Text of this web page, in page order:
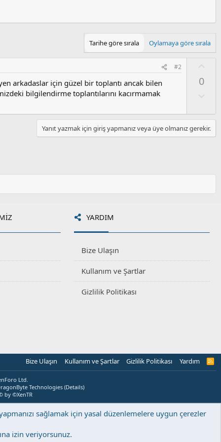
Tarihe göre sırala Oylamaya göre sırala
#2
arkadaslar için güzel bir toplantı ancak bilen
bilgilendirme toplantılarını kacırmamak
0
u
m
s
y
a
Yanıt yazmak için giriş yapmanız veya üye olmanız gerekir.
YARDIM
Bize Ulaşın
Kullanım ve Şartlar
Gizlilik Politikası
Bize Ulaşın Kullanım ve Şartlar Gizlilik Politikası Yardım
R
Ltd.
Technologies (Details)
by ©XenTR
sağlamak için yasal düzenlemelere uygun çerezler
izin veriyorsunuz.